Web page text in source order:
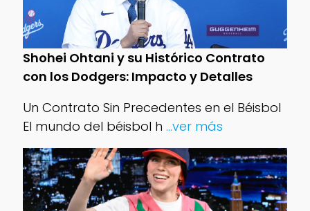
Shohei Ohtani y su Histórico Contrato
con los Dodgers: Impacto y Detalles
Un Contrato Sin Precedentes en el Béisbol
El mundo del béisbol h ...ver más